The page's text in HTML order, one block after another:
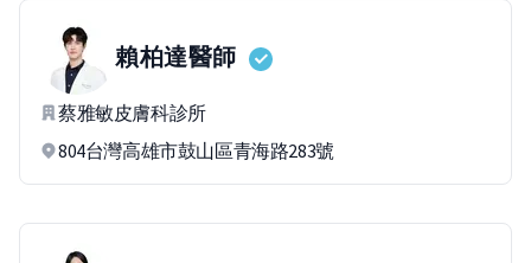
賴柏達醫師
蔡雅敏皮膚科診所
804台灣高雄市鼓山區青海路283號